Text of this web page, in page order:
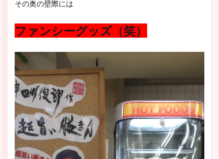
その奥の壁際には
ファンシーグッズ（笑）